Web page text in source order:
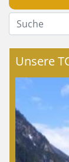
Suche
Unsere